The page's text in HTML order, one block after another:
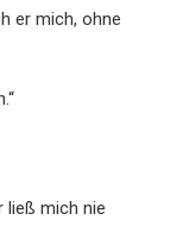
er mich, ohne
ließ mich nie